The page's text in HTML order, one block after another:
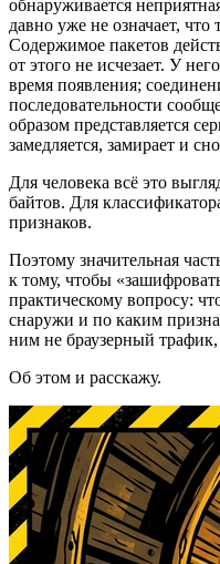
обнаруживается
давно уже не означает, что
Содержимое пакетов
от этого не исчезает. У
время появления;
последовательности
образом представляется
замедляется, замирает и
Для человека всё это
байтов. Для
признаков.
Поэтому значительная
к тому, чтобы
практическому вопросу:
снаружи и по каким
ним не браузерный трафик,
Об этом и расскажу.